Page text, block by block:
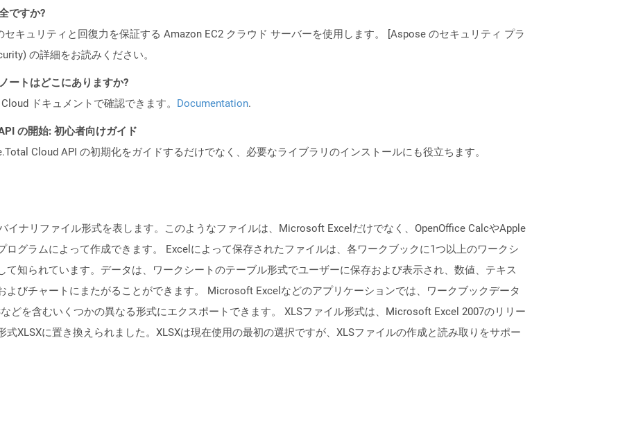
ですか?
キュリティと回復力を保証する Amazon EC2 クラウド サーバーを使用します。 [Aspose のセキュリティ プラ
の詳細をお読みください。
ートはどこにありますか?
ドキュメントで確認できます。 Documentation.
の開始: 初心者向けガイド
Cloud API の初期化をガイドするだけでなく、必要なライブラリのインストールにも役立ちます。
イナリファイル形式を表します。このようなファイルは、Microsoft Excelだけでなく、OpenOffice CalcやApple
グラムによって作成できます。 Excelによって保存されたファイルは、各ワークブックに1つ以上のワークシ
て知られています。データは、ワークシートのテーブル形式でユーザーに保存および表示され、数値、テキス
よびチャートにまたがることができます。 Microsoft Excelなどのアプリケーションでは、ワークブックデータ
などを含むいくつかの異なる形式にエクスポートできます。 XLSファイル形式は、Microsoft Excel 2007のリリー
XLSXに置き換えられました。XLSXは現在使用の最初の選択ですが、XLSファイルの作成と読み取りをサポー